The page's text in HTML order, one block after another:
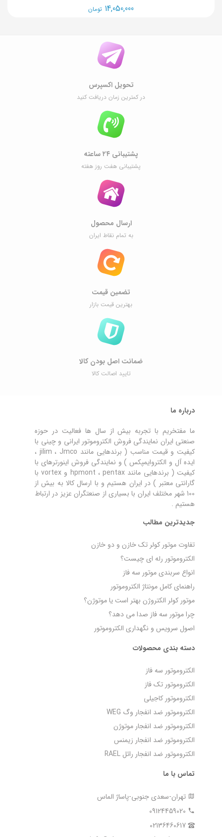
14,050,000 تومان
تحویل اکسپرس
در کمترین زمان دریافت کنید
پشتیبانی ۲۴ ساعته
پشتیبانی هفت روز هفته
ارسال محصول
به تمام نقاط ایران
تضمین قیمت
بهترین قیمت بازار
ضمانت اصل ‌بودن کالا
تایید اصالت کالا
درباره ما
ما مفتخریم با تجربه بیش از سال ها فعالیت در حوزه
صنعتی ایران نمایندگی فروش الکتروموتور ایرانی و چینی با
کیفیت و قیمت مناسب ( برندهایی مانند jilim ، Jmco ،
ایده آل و الکتروایمپکس ) و نمایندگی فروش اینورترهای با
کیفیت ( برندهایی مانند hpmont ، pentax و vortex با
گارانتی معتبر ) در ایران هستیم و با ارسال کالا به بیش از
100 شهر مختلف ایران با بسیاری از صنعتگران عزیز در ارتباط
هستیم .
جدیدترین مطالب
تفاوت موتور کولر تک خازن و دو خازن
الکتروموتور رله‌ ای چیست؟
انواع سربندی موتور سه فاز
راهنمای کامل مونتاژ الکتروموتور
موتور کولر الکتروژن بهتر است یا موتوژن؟
چرا موتور سه فاز صدا می‌ دهد؟
اصول سرویس و نگهداری الکتروموتور
دسته بندی محصولات
الکتروموتور سه فاز
الکتروموتور تک فاز
الکتروموتور کاجیلی
الکتروموتور ضد انفجار وگ WEG
الکتروموتور ضد انفجار موتوژن
الکتروموتور ضد انفجار زیمنس
الکتروموتور ضد انفجار رائل RAEL
تماس با ما
تهران-سعدی جنوبی-پاساژ الماس